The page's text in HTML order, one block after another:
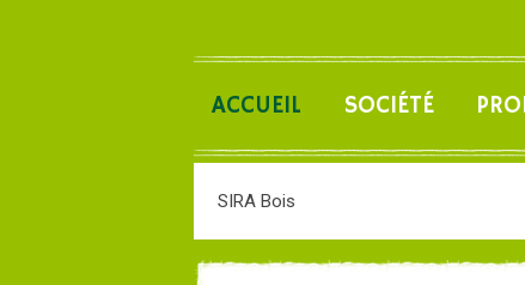
ACCUEIL SOCIÉTÉ
SIRA Bois